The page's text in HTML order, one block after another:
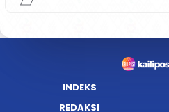
INDEKS
REDAKSI